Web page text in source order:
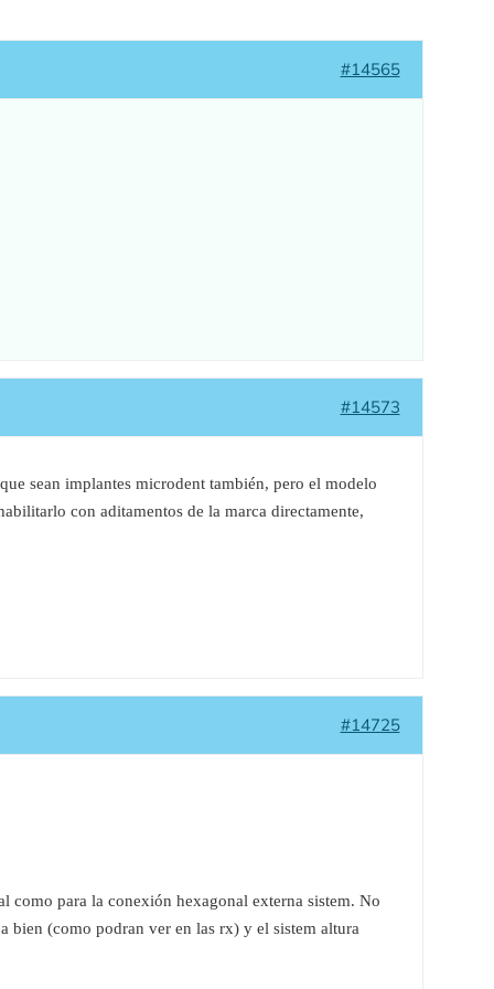
#14565
#14573
sean implantes microdent también, pero el modelo
con aditamentos de la marca directamente,
#14725
como para la conexión hexagonal externa sistem. No
bien (como podran ver en las rx) y el sistem altura